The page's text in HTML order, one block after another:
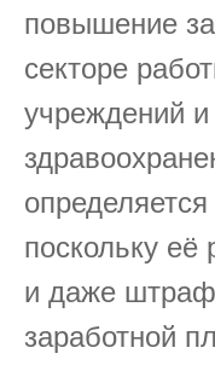
повышение
секторе
учреждений и
поскольку
и даже
заработной